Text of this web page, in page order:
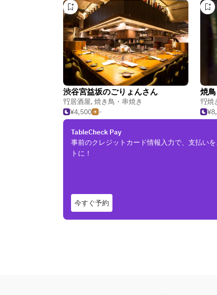
渋谷宮益坂のごりょんさん
居酒屋, 焼き鳥・串焼き
¥4,500
-
焼
焼
TableCheck Pay
事前のクレジットカード情報入力で、支払い
トに！
今すぐ予約